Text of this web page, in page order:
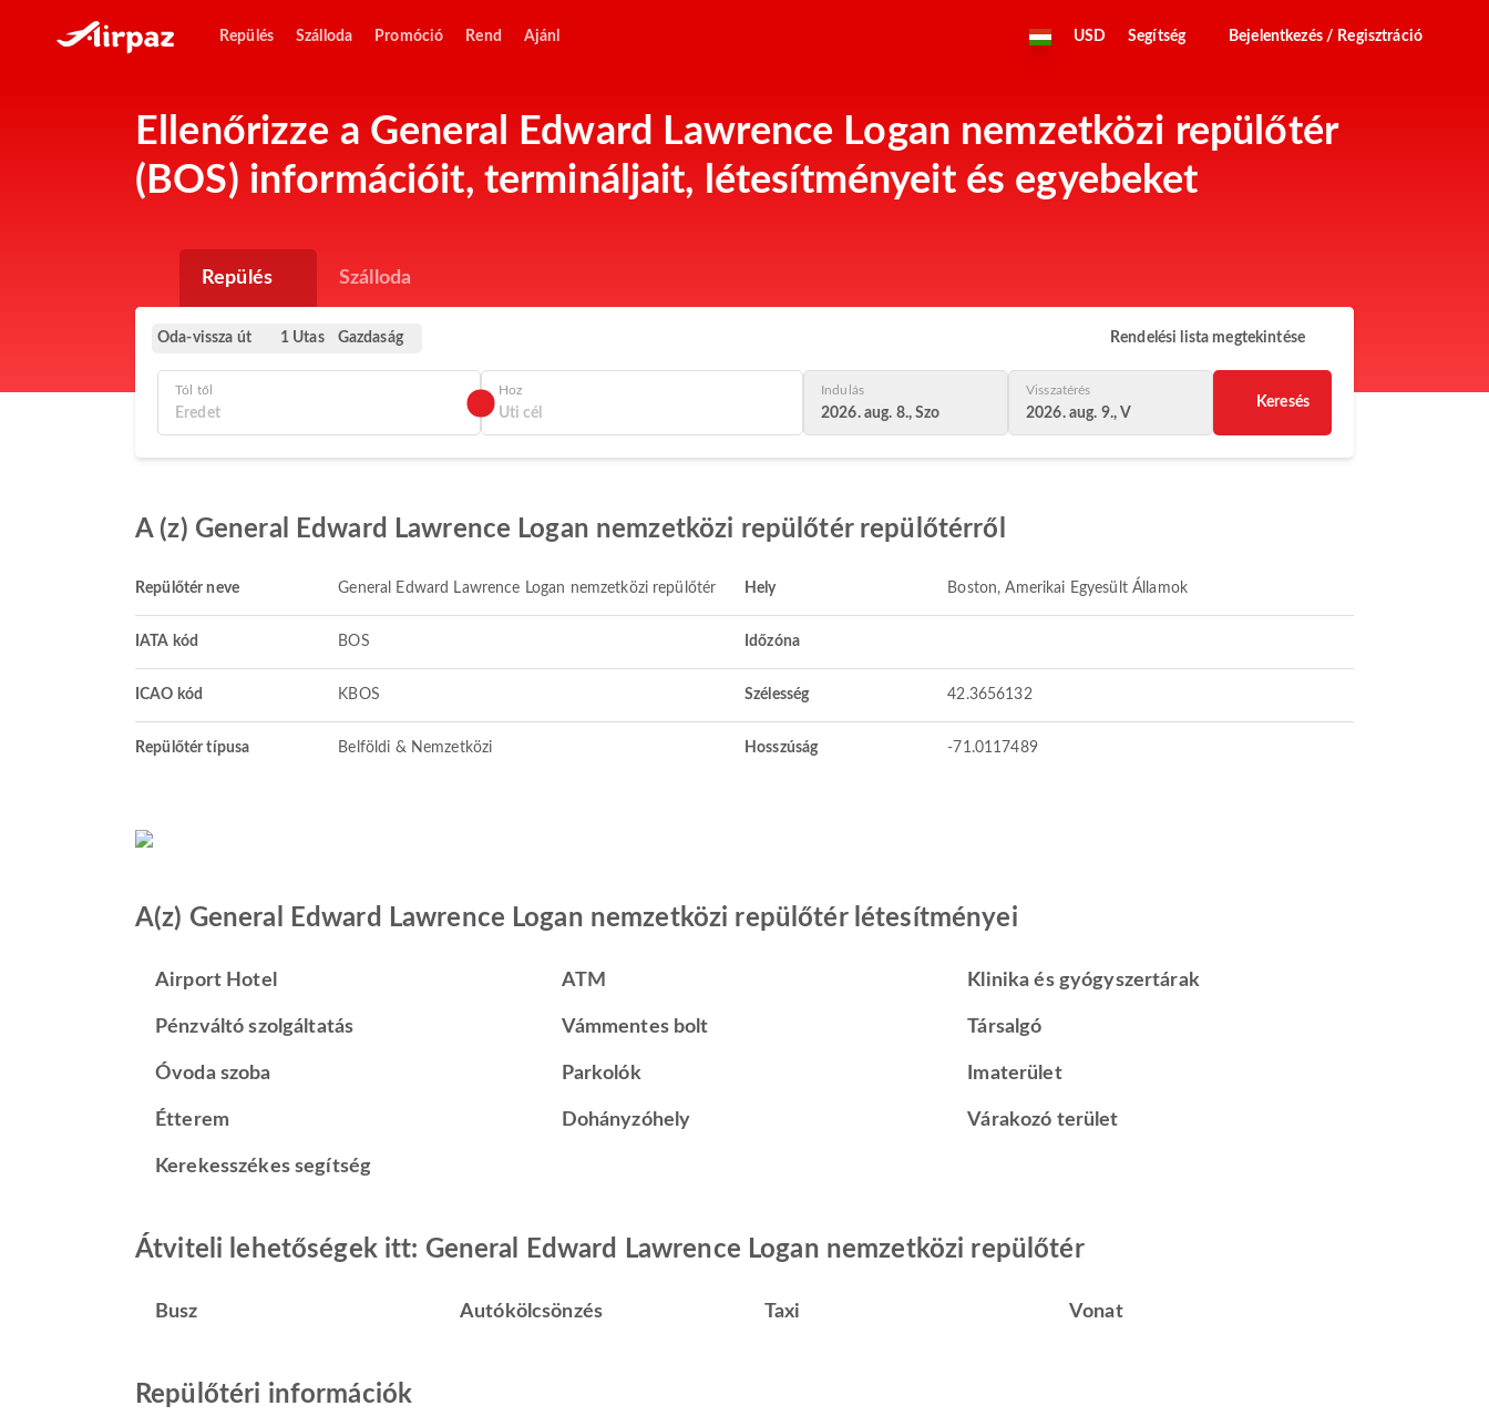
Repülés Szálloda Promóció Rend Ajánl USD Segítség Bejelentkezés / Regisztráció
Ellenőrizze a General Edward Lawrence Logan nemzetközi repülőtér
(BOS) információit, termináljait, létesítményeit és egyebeket
Repülés Szálloda
Oda-vissza út 1 Utas Gazdaság Rendelési lista megtekintése
Tól től Hoz Indulás
2026. aug. 8., Szo
Visszatérés
2026. aug. 9., V
Keresés
A (z) General Edward Lawrence Logan nemzetközi repülőtér repülőtérről
Repülőtér neve General Edward Lawrence Logan nemzetközi repülőtér
IATA kód BOS
ICAO kód KBOS
Repülőtér típusa Belföldi & Nemzetközi
Hely Boston, Amerikai Egyesült Államok
Időzóna
Szélesség 42.3656132
Hosszúság -71.0117489
A(z) General Edward Lawrence Logan nemzetközi repülőtér létesítményei
Airport Hotel ATM Klinika és gyógyszertárak
Pénzváltó szolgáltatás Vámmentes bolt Társalgó
Óvoda szoba Parkolók Imaterület
Étterem Dohányzóhely Várakozó terület
Kerekesszékes segítség
Átviteli lehetőségek itt: General Edward Lawrence Logan nemzetközi repülőtér
Busz Autókölcsönzés Taxi Vonat
Repülőtéri információk